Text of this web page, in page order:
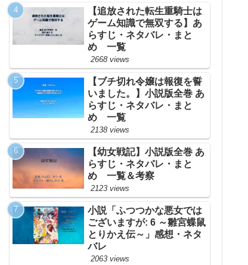
【追放された転生重騎士は
ゲーム知識で無双する】あ
らすじ・ネタバレ・まと
め 一覧
2668 views
【ブチ切れ令嬢は報復を誓
いました。】小説版全巻 あ
らすじ・ネタバレ・まと
め 一覧
2138 views
【幼女戦記】小説版全巻 あ
らすじ・ネタバレ・まと
め 一覧＆考察
2123 views
小説「ふつつかな悪女では
ございますが: 6 ～雛宮蝶鼠
とりかえ伝～」感想・ネタ
バレ
2063 views